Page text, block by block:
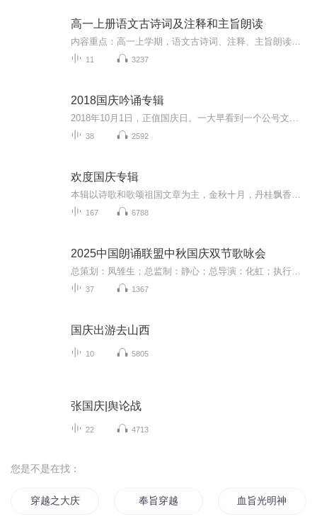
高一上册语文古诗词及注释和主旨朗读
11 3237
2018国庆吟诵专辑
38 2592
欢度国庆专辑
167 6788
2025中国朗诵联盟中秋国庆双节歌咏会
37 1367
国庆出游去山西
10 5805
张国庆|舆论战
22 4713
您是不是在找：
穿越之大庆帝国 奉旨穿越 血旨光明神谕